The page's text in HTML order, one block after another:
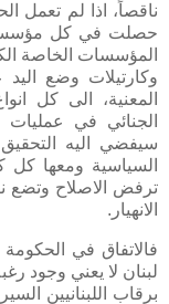
ناقصاً، اذا لم تعمل
حصلت في كل
المؤسسات الخاصة
وكارتيلات وضع
المعنية، الى كل
الجنائي في
سيفضي اليه
السياسية ومعها كل
ترفض الاصلاح وتضع
الانهيار.
فالاتفاق في
لبنان لا يعني وجود
برقاب اللبنانيين